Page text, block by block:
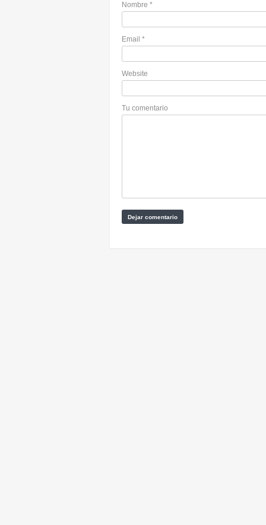
Nombre *
Email *
Website
Tu comentario